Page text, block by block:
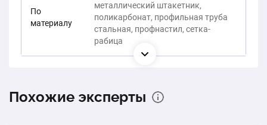
По
материалу
металлический штакетник,
поликарбонат, профильная труба
стальная, профнастил, сетка-
рабица
Похожие эксперты